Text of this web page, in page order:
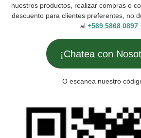
nuestros productos, realizar compras o
descuento para clientes preferentes, no
al +569 5868 0897
¡Chatea con
O escanea nuestro